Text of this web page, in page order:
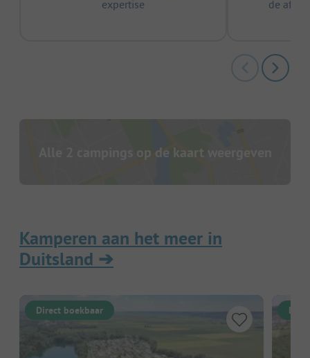
expertise
de
Alle 2 campings op de kaart weergeven
Kamperen aan het meer in
Duitsland ➔
Direct boekbaar